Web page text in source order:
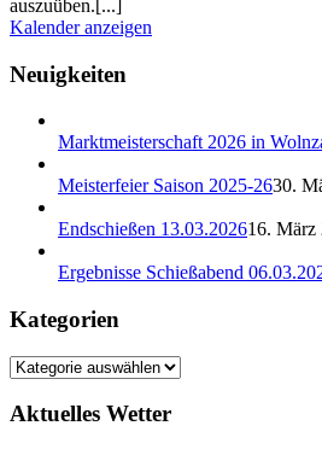
auszuüben.[...]
Kalender anzeigen
Neuigkeiten
Marktmeisterschaft 2026 in
Meisterfeier Saison 2025-2630.
Endschießen 13.03.202616. März
Ergebnisse Schießabend
Kategorien
Kategorien
Aktuelles Wetter